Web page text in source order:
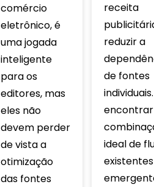
comércio
eletrônico, é
uma jogada
inteligente
para os
editores, mas
eles não
devem perder
de vista a
otimização
das fontes
receita
reduzir a
de fontes
ideal de